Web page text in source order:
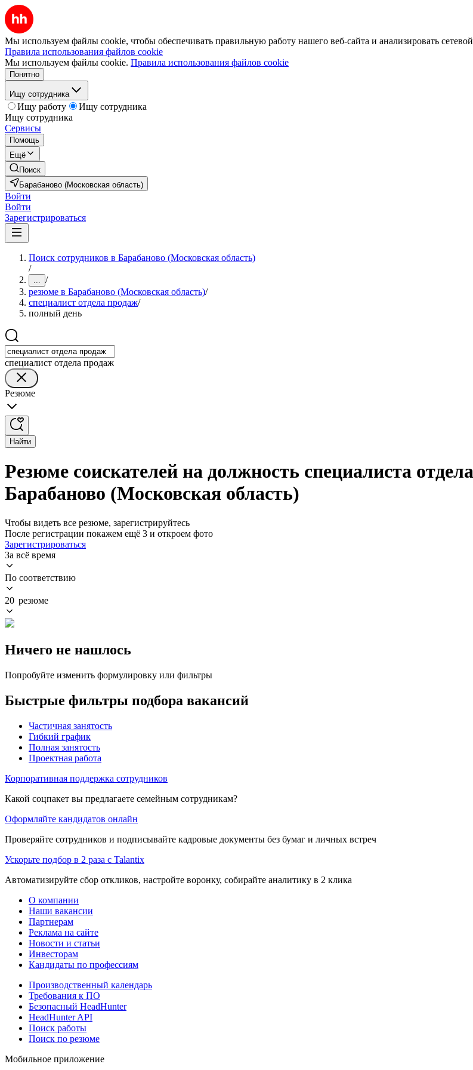
Мы используем файлы cookie, чтобы обеспечивать правильную работу нашего веб-сайта и анализировать
Правила использования файлов cookie
Мы используем файлы cookie. Правила использования файлов cookie
Понятно
Ищу сотрудника
Ищу работу
Ищу сотрудника
Ищу сотрудника
Сервисы
Помощь
Ещё
Поиск
Барабаново (Московская область)
Войти
Войти
Зарегистрироваться
Поиск сотрудников в Барабаново (Московская область)
/
... /
резюме в Барабаново (Московская область)/
специалист отдела продаж/
полный день
специалист отдела продаж
Резюме
Найти
Резюме соискателей на должность специалиста
Барабаново (Московская область)
Чтобы видеть все резюме, зарегистрируйтесь
После регистрации покажем ещё 3 и откроем фото
Зарегистрироваться
За всё время
По соответствию
20 резюме
Ничего не нашлось
Попробуйте изменить формулировку или фильтры
Быстрые фильтры подбора вакансий
Частичная занятость
Гибкий график
Полная занятость
Проектная работа
Корпоративная поддержка сотрудников
Какой соцпакет вы предлагаете семейным сотрудникам?
Оформляйте кандидатов онлайн
Проверяйте сотрудников и подписывайте кадровые документы без бумаг и личных встреч
Ускорьте подбор в 2 раза с Talantix
Автоматизируйте сбор откликов, настройте воронку, собирайте аналитику в 2 клика
О компании
Наши вакансии
Партнерам
Реклама на сайте
Новости и статьи
Инвесторам
Кандидаты по профессиям
Производственный календарь
Требования к ПО
Безопасный HeadHunter
HeadHunter API
Поиск работы
Поиск по резюме
Мобильное приложение